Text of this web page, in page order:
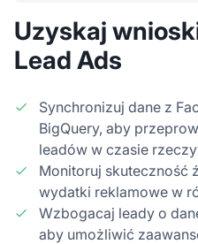
Uzyskaj
Lead Ads
Synchronizuj dane z
BigQuery, aby
leadów w czasie
Monitoruj skuteczność
wydatki reklamowe w
Wzbogacaj leady o
aby umożliwić